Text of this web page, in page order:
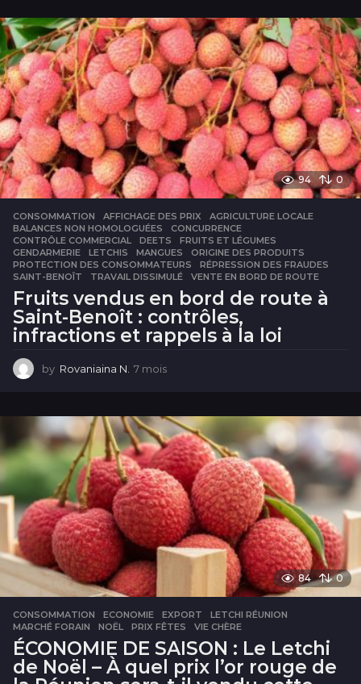
i
s
94 0
CONSOMMATION AFFICHAGE DES PRIX ,AGRICULTURE LOCALE
BALANCES NON HOMOLOGUÉES
,CONCURRENCE
CONTRÔLE COMMERCIAL
,DEETS ,FRUITS ET LÉGUMES
GENDARMERIE
,LETCHIS ,MANGUES ,ORIGINE DES PRODUITS
PROTECTION DES CONSOMMATEURS
,RÉPRESSION DES FRAUDES
SAINT-BENOÎT
,TRAVAIL DISSIMULÉ ,VENTE EN BORD DE ROUTE
Fruits vendus en bord de route à
Saint-Benoît : contrôles,
infractions et rappels à la loi
by Rovaniaina N. 7 mois
i
s
84 0
CONSOMMATION ,ECONOMIE EXPORT ,LETCHI RÉUNION
MARCHÉ FORAIN
,NOËL ,PRIX FÊTES ,VIE CHÈRE
ÉCONOMIE DE SAISON : Le Letchi
de Noël – À quel prix l’or rouge de